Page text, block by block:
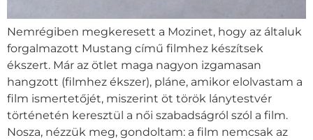
Nemrégiben megkeresett a Mozinet, hogy az általuk
forgalmazott Mustang című filmhez készítsek
ékszert. Már az ötlet maga nagyon izgamasan
hangzott (filmhez ékszer), pláne, amikor elolvastam a
film ismertetőjét, miszerint öt török lánytestvér
történetén keresztül a női szabadságról szól a film.
Nosza, nézzük meg, gondoltam: a film nemcsak az